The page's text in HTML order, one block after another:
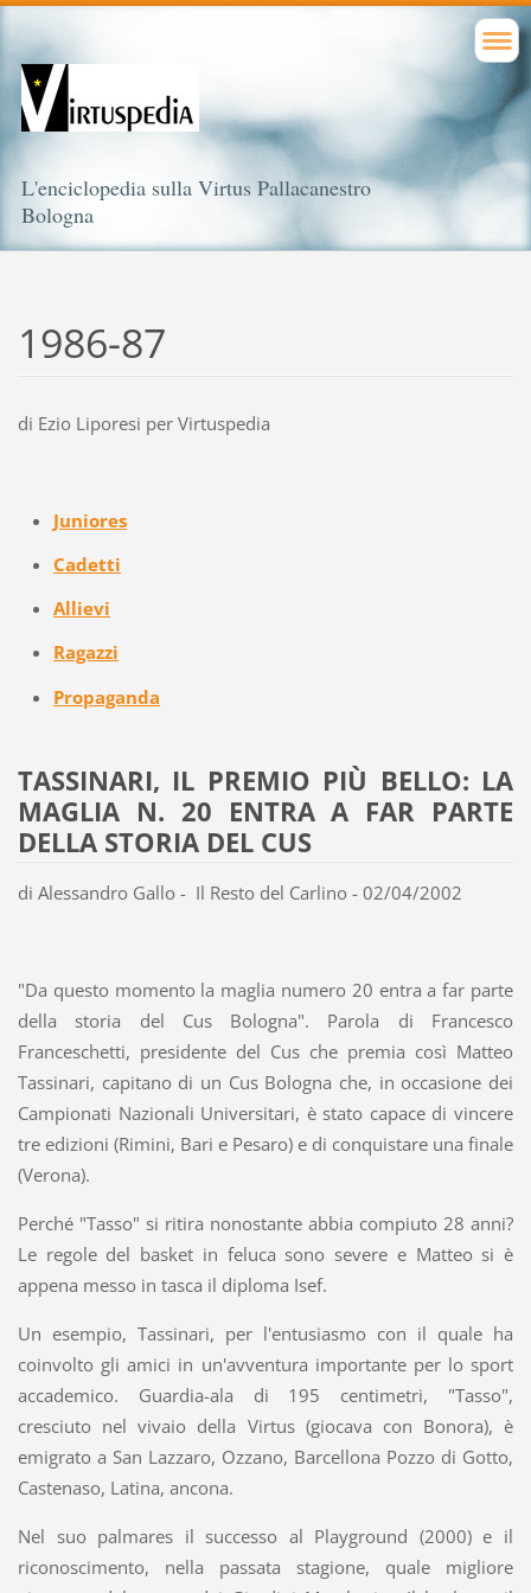
L'enciclopedia sulla Virtus Pallacanestro
Bologna
1986-87
di Ezio Liporesi per Virtuspedia
Juniores
Cadetti
Allievi
Ragazzi
Propaganda
TASSINARI, IL PREMIO PIÙ BELLO: LA
MAGLIA N. 20 ENTRA A FAR PARTE
DELLA STORIA DEL CUS
di Alessandro Gallo - Il Resto del Carlino - 02/04/2002
"Da questo momento la maglia numero 20 entra a far parte
della storia del Cus Bologna". Parola di Francesco
Franceschetti, presidente del Cus che premia così Matteo
Tassinari, capitano di un Cus Bologna che, in occasione dei
Campionati Nazionali Universitari, è stato capace di vincere
tre edizioni (Rimini, Bari e Pesaro) e di conquistare una finale
(Verona).
Perché "Tasso" si ritira nonostante abbia compiuto 28 anni?
Le regole del basket in feluca sono severe e Matteo si è
appena messo in tasca il diploma Isef.
Un esempio, Tassinari, per l'entusiasmo con il quale ha
coinvolto gli amici in un'avventura importante per lo sport
accademico. Guardia-ala di 195 centimetri, "Tasso",
cresciuto nel vivaio della Virtus (giocava con Bonora), è
emigrato a San Lazzaro, Ozzano, Barcellona Pozzo di Gotto,
Castenaso, Latina, ancona.
Nel suo palmares il successo al Playground (2000) e il
riconoscimento, nella passata stagione, quale migliore